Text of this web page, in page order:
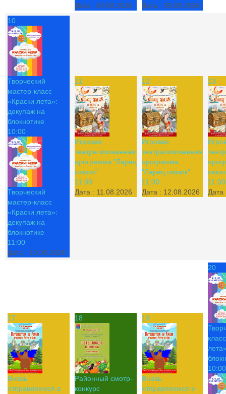
Дата : 04.08.2026
Дата : 05.08.2026
10
Творческий
мастер-класс
«Краски лета»:
декупаж на
блокнотике
10:00
Творческий
мастер-класс
«Краски лета»:
декупаж на
блокнотике
11:00
Дата : 10.08.2026
11
Игровая
театрализованная
программа "Ларец
сказок"
11:00
Дата : 11.08.2026
12
Игровая
театрализованная
программа
"Ларец сказок"
11:00
Дата : 12.08.2026
13
11:00
17
Вновь
отправляемся в
18
Районный смотр-
конкурс
19
Вновь
отправляемся в
20
10:00